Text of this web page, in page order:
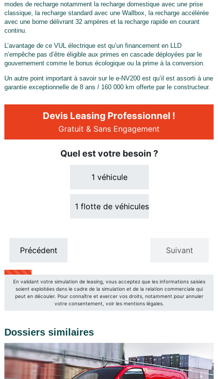
modes de recharge notamment la recharge domestique avec une prise
classique, la recharge standard avec une Wallbox, la recharge accélérée
avec une borne délivrant 32 ampères et la recharge rapide en courant
continu.
L’avantage de ce VUL électrique est qu’un financement en LLD
n’empêche pas d’être éligible aux primes en cascade déployées par le
gouvernement comme le bonus écologique ou la prime à la conversion.
Un autre point important à savoir sur le e-NV200 est qu’il est assorti à une
garantie exceptionnelle de 8 ans / 160 000 km offerte par le constructeur.
Dossiers similaires